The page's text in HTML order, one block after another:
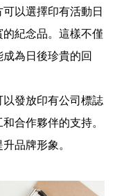
可以選擇印有活動日
紀念品。這樣不僅
為日後珍貴的回
以發放印有公司標誌
合作夥伴的支持。
品牌形象。